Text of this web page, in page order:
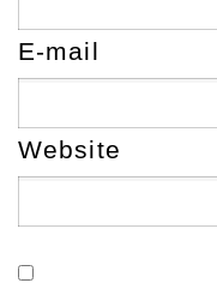
E-mail
Website